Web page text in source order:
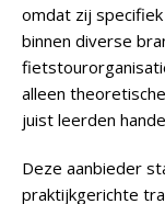
omdat zij
binnen diverse
alleen
juist leerden
Deze aanbieder
praktijkgerichte